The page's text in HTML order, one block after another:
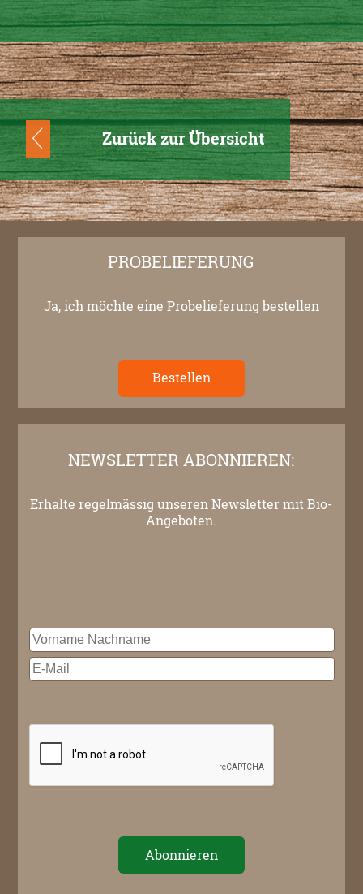
Zurück zur Übersicht
PROBELIEFERUNG
Ja, ich möchte eine Probelieferung bestellen
Bestellen
NEWSLETTER ABONNIEREN:
Erhalte regelmässig unseren Newsletter mit Bio-
Angeboten.